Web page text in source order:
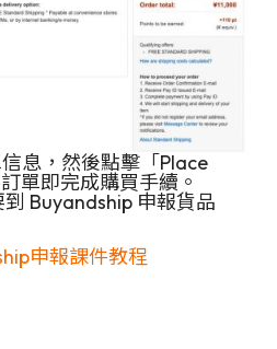
息，然後點擊「Place
單即完成購買手續。
Buyandship 申報貨品
申報課件教程